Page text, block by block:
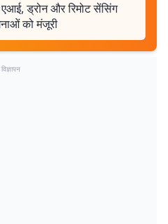
एआई, ड्रोन और रिमोट सेंसिंग
को मंजूरी
विज्ञापन